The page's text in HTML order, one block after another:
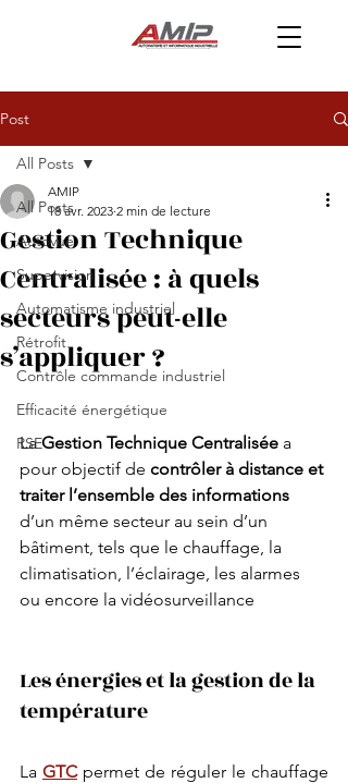
Post
All Posts
Autovue
Supervision
Automatisme industriel
Rétrofit
Contrôle commande industriel
Efficacité énergétique
RSE
All Posts
Gestion Technique
Centralisée : à quels
secteurs peut-elle
s’appliquer ?
AMIP
18 avr. 2023 2 min de lecture
La Gestion Technique Centralisée a
pour objectif de contrôler à distance et
traiter l’ensemble des informations
d’un même secteur au sein d’un
bâtiment, tels que le chauffage, la
climatisation, l’éclairage, les alarmes
ou encore la vidéosurveillance
Les énergies et la gestion de la
température
La GTC permet de réguler le chauffage